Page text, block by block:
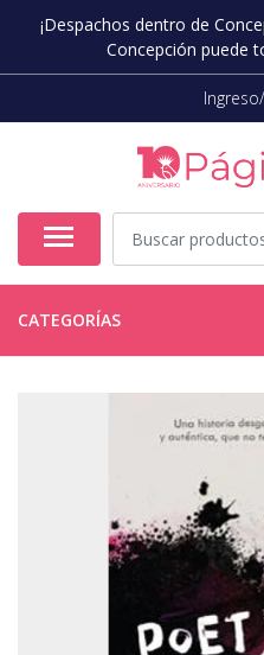
¡Despachos dentro de
Concepción puede
CATEGORÍAS